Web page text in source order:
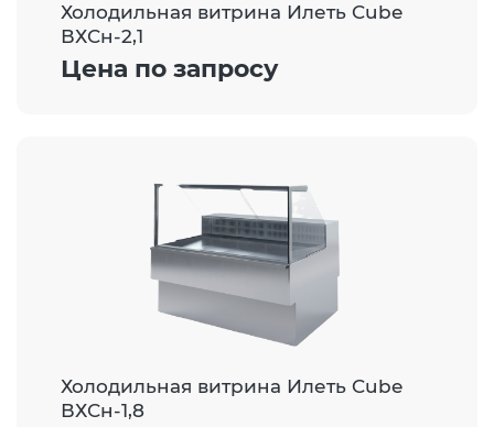
Холодильная витрина Илеть Cube
ВХСн-2,1
Цена по запросу
Холодильная витрина Илеть Cube
ВХСн-1,8